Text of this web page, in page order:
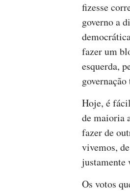
fizesse
governo a
fazer um
esquerda,
Hoje, é
de maioria
fazer de
vivemos,
justamente
Os votos